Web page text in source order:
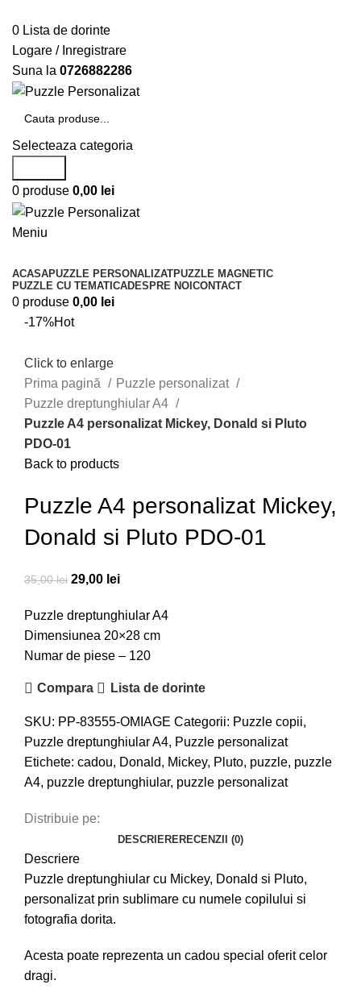
0 Lista de dorinte
Logare / Inregistrare
Suna la 0726882286
Selecteaza categoria
0 produse 0,00 lei
Meniu
ACASAPUZZLE PERSONALIZATPUZZLE MAGNETIC
PUZZLE CU TEMATICADESPRE NOICONTACT
0 produse 0,00 lei
-17%Hot
Click to enlarge
Prima pagină
Puzzle personalizat
Puzzle dreptunghiular A4
Puzzle A4 personalizat Mickey, Donald si Pluto
PDO-01
Back to products
Puzzle A4 personalizat Mickey,
Donald si Pluto PDO-01
35,00lei Prețul
a
fost:
35,00 lei.
29,00 leiPrețul
este:
29,00 lei.
Puzzle dreptunghiular A4
Dimensiunea 20×28 cm
Numar de piese – 120
Compara Lista de dorinte
SKU: PP-83555-OMIAGE Categorii: Puzzle copii,
Puzzle dreptunghiular A4, Puzzle personalizat
Etichete: cadou, Donald, Mickey, Pluto, puzzle, puzzle
A4, puzzle dreptunghiular, puzzle personalizat
Distribuie pe:
DESCRIERE RECENZII (0)
Descriere
Puzzle dreptunghiular cu Mickey, Donald si Pluto,
personalizat prin sublimare cu numele copilului si
fotografia dorita.
Acesta poate reprezenta un cadou special oferit celor
dragi.